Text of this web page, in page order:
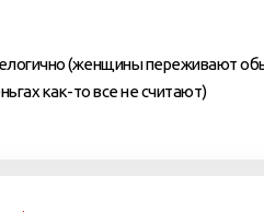
(женщины переживают
как-то все не считают)